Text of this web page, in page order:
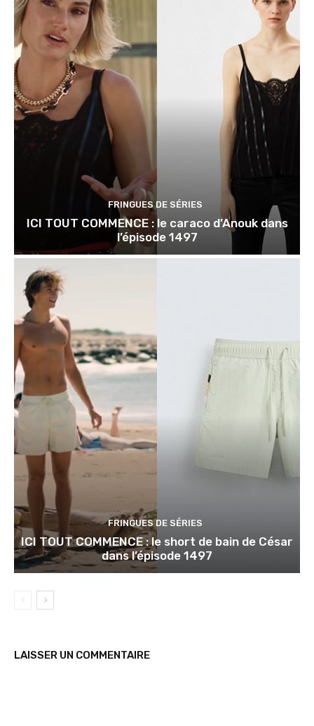
FRINGUES DE SÉRIES
ICI TOUT COMMENCE : le caraco d’Anouk dans
l’épisode 1497
FRINGUES DE SÉRIES
ICI TOUT COMMENCE : le short de bain de César
dans l’épisode 1497
LAISSER UN COMMENTAIRE